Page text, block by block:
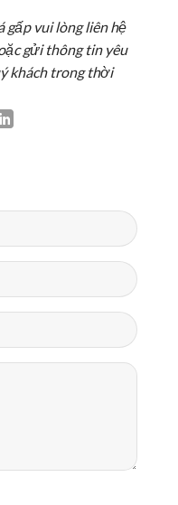
gấp vui lòng liên hệ
gửi thông tin yêu
khách trong thời